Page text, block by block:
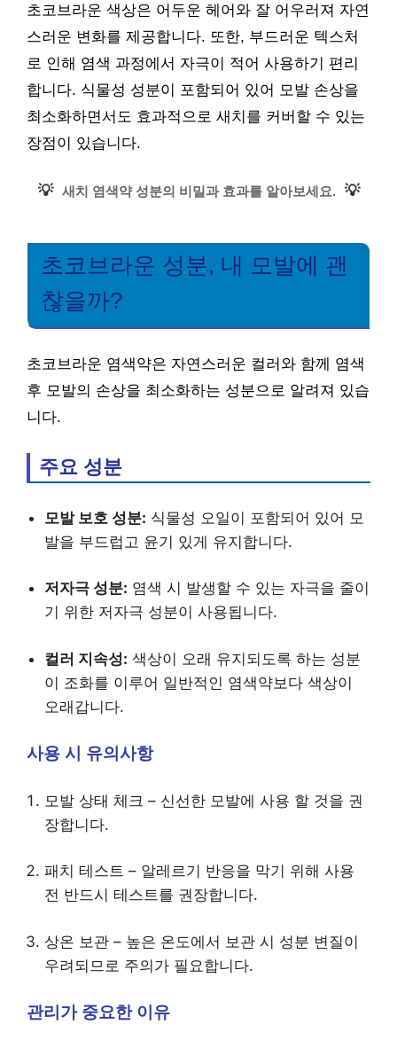
초코브라운 색상은 어두운 헤어와 잘 어우러져 자연
스러운 변화를 제공합니다. 또한, 부드러운 텍스처
로 인해 염색 과정에서 자극이 적어 사용하기 편리
합니다. 식물성 성분이 포함되어 있어 모발 손상을
최소화하면서도 효과적으로 새치를 커버할 수 있는
장점이 있습니다.
💡 새치 염색약 성분의 비밀과 효과를 알아보세요. 💡
초코브라운 성분, 내 모발에 괜
찮을까?
초코브라운 염색약은 자연스러운 컬러와 함께 염색
후 모발의 손상을 최소화하는 성분으로 알려져 있습
니다.
주요 성분
모발 보호 성분: 식물성 오일이 포함되어 있어 모
발을 부드럽고 윤기 있게 유지합니다.
저자극 성분: 염색 시 발생할 수 있는 자극을 줄이
기 위한 저자극 성분이 사용됩니다.
컬러 지속성: 색상이 오래 유지되도록 하는 성분
이 조화를 이루어 일반적인 염색약보다 색상이
오래갑니다.
사용 시 유의사항
모발 상태 체크 – 신선한 모발에 사용 할 것을 권
장합니다.
패치 테스트 – 알레르기 반응을 막기 위해 사용
전 반드시 테스트를 권장합니다.
상온 보관 – 높은 온도에서 보관 시 성분 변질이
우려되므로 주의가 필요합니다.
관리가 중요한 이유